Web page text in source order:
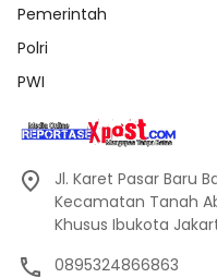
Pemerintah
Polri
PWI
Jl. Karet Pasar Baru
Kecamatan Tanah
Khusus Ibukota
0895324866863